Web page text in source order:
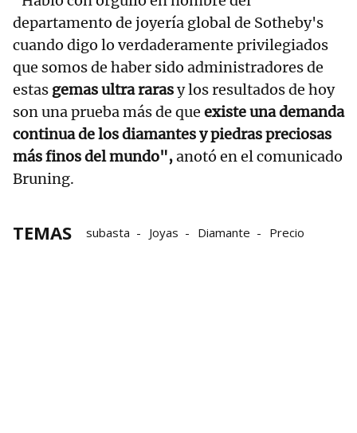
departamento de joyería global de Sotheby's
cuando digo lo verdaderamente privilegiados
que somos de haber sido administradores de
estas gemas ultra rarasy los resultados de hoy
son una prueba más de que existe una demanda
continua de los diamantes y piedras preciosas
más finos del mundo",anotó en el comunicado
Bruning.
TEMAS subasta Joyas Diamante Precio